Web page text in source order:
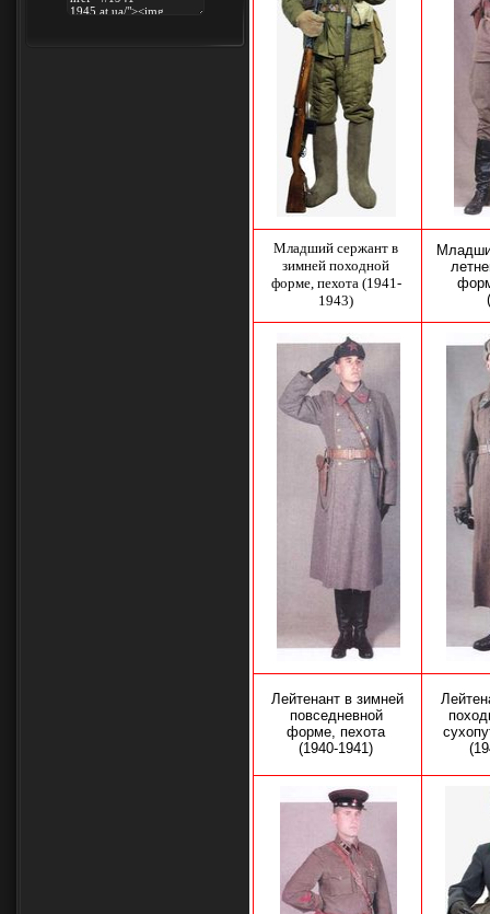
Младший сержант в
зимней походной
форме, пехота (1941-
1943)
Лейтенант в зимней
повседневной
форме, пехота
(1940-1941)